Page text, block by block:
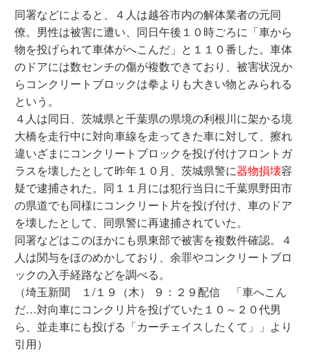
同署などによると、４人は越谷市内の解体業者の元同
僚。男性は被害に遭い、同日午後１０時ごろに「車から
物を投げられて車体がへこんだ」と１１０番した。車体
のドアには数センチの傷が複数できており、被害状況か
らコンクリートブロックは拳よりも大きい物とみられる
という。
４人は同日、茨城県と千葉県の県境の利根川に架かる境
大橋を走行中に対向車線を走ってきた車に対して、擦れ
違いざまにコンクリートブロックを投げ付けフロントガ
ラスを壊したとして昨年１０月、茨城県警に器物損壊容
疑で逮捕された。同１１月には犯行当日に千葉県野田市
の県道でも同様にコンクリート片を投げ付け、車のドア
を壊したとして、同県警に再逮捕されていた。
同署などはこのほかにも県東部で被害を複数件確認。４
人は関与をほのめかしており、余罪やコンクリートブロ
ックの入手経路などを調べる。
（埼玉新聞 １/１９（木） ９：２９配信 「車へこん
だ…対向車にコンクリ片を投げていた１０～２０代男
ら、並走車にも投げる「カーチェイスしたくて」」より
引用）